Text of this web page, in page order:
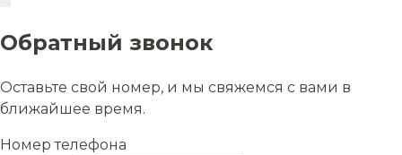
Обратный звонок
Оставьте свой номер, и мы свяжемся с вами в
ближайшее время.
Номер телефона